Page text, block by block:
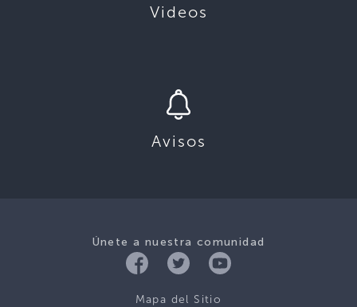
Videos
Avisos
Únete a nuestra comunidad
Mapa del Sitio